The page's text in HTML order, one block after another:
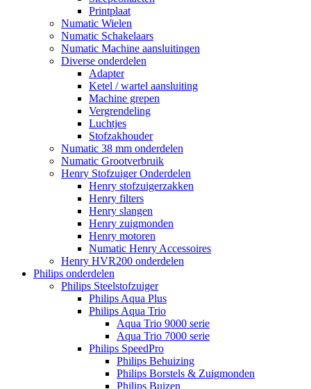
Printplaat
Numatic Wielen
Numatic Schakelaars
Numatic Machine aansluitingen
Diverse onderdelen
Adapter
Ketel / wartel aansluiting
Machine grepen
Vergrendeling
Luchtjes
Stofzakhouder
Numatic 38 mm onderdelen
Numatic Grootverbruik
Henry Stofzuiger Onderdelen
Henry stofzuigerzakken
Henry filters
Henry slangen
Henry zuigmonden
Henry motoren
Numatic Henry Accessoires
Henry HVR200 onderdelen
Philips onderdelen
Philips Steelstofzuiger
Philips Aqua Plus
Philips Aqua Trio
Aqua Trio 9000 serie
Aqua Trio 7000 serie
Philips SpeedPro
Philips Behuizing
Philips Borstels & Zuigmonden
Philips Buizen